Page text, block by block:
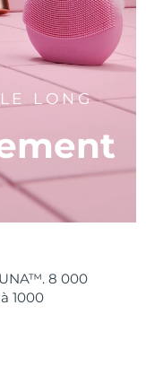
LONG
8 000
1000